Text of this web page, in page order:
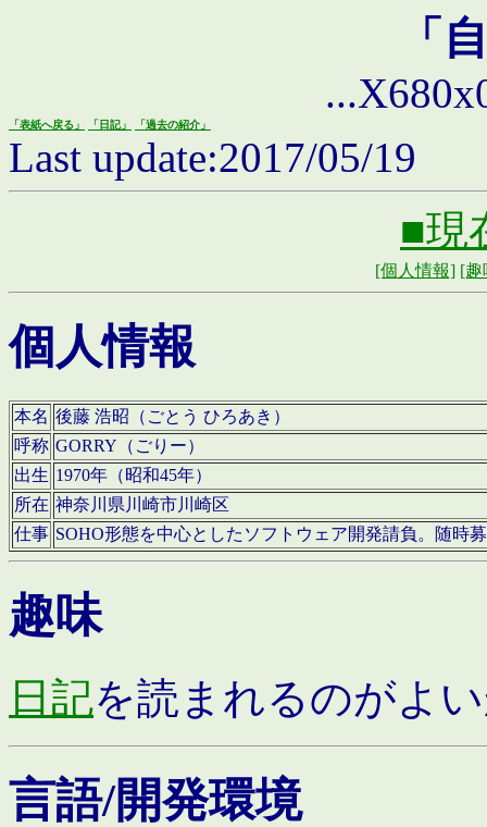
「
「表紙へ戻る」 「日記」 「過去の紹介」
Last update:2017/05/19
■現
[個人情報] [趣
個人情報
本名 後藤 浩昭（ごとう ひろあき）
呼称 GORRY（ごりー）
出生 1970年（昭和45年）
所在 神奈川県川崎市川崎区
仕事 SOHO形態を中心としたソフトウェア開発請負。随時
趣味
日記を読まれるのがよ
言語/開発環境